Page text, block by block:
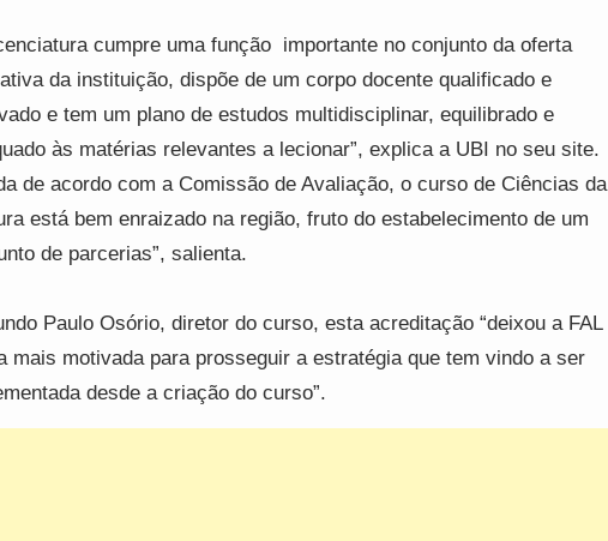
cumpre uma função importante no conjunto da oferta
da instituição, dispõe de um corpo docente qualificado e
e tem um plano de estudos multidisciplinar, equilibrado e
às matérias relevantes a lecionar”, explica a UBI no seu site.
de acordo com a Comissão de Avaliação, o curso de Ciências da
está bem enraizado na região, fruto do estabelecimento de um
de parcerias”, salienta.
Paulo Osório, diretor do curso, esta acreditação “deixou a FAL
mais motivada para prosseguir a estratégia que tem vindo a ser
desde a criação do curso”.